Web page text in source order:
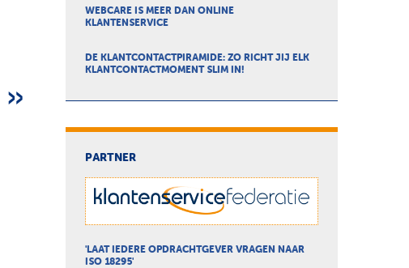
WEBCARE IS MEER DAN ONLINE
KLANTENSERVICE
DE KLANTCONTACTPIRAMIDE: ZO RICHT JIJ ELK
KLANTCONTACTMOMENT SLIM IN!
PARTNER
'LAAT IEDERE OPDRACHTGEVER VRAGEN NAAR
ISO 18295'